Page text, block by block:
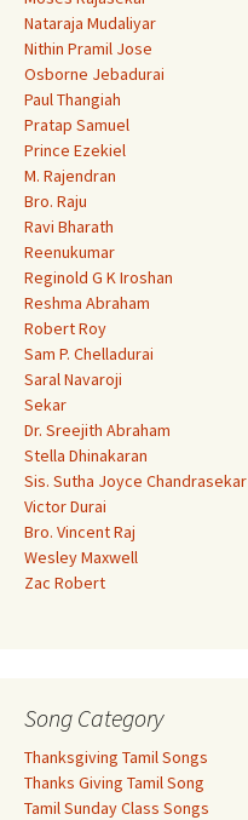
Nataraja Mudaliyar
Nithin Pramil Jose
Osborne Jebadurai
Paul Thangiah
Pratap Samuel
Prince Ezekiel
M. Rajendran
Bro. Raju
Ravi Bharath
Reenukumar
Reginold G K Iroshan
Reshma Abraham
Robert Roy
Sam P. Chelladurai
Saral Navaroji
Sekar
Dr. Sreejith Abraham
Stella Dhinakaran
Sis. Sutha Joyce Chandrasekar
Victor Durai
Bro. Vincent Raj
Wesley Maxwell
Zac Robert
Song Category
Thanksgiving Tamil Songs
Thanks Giving Tamil Song
Tamil Sunday Class Songs